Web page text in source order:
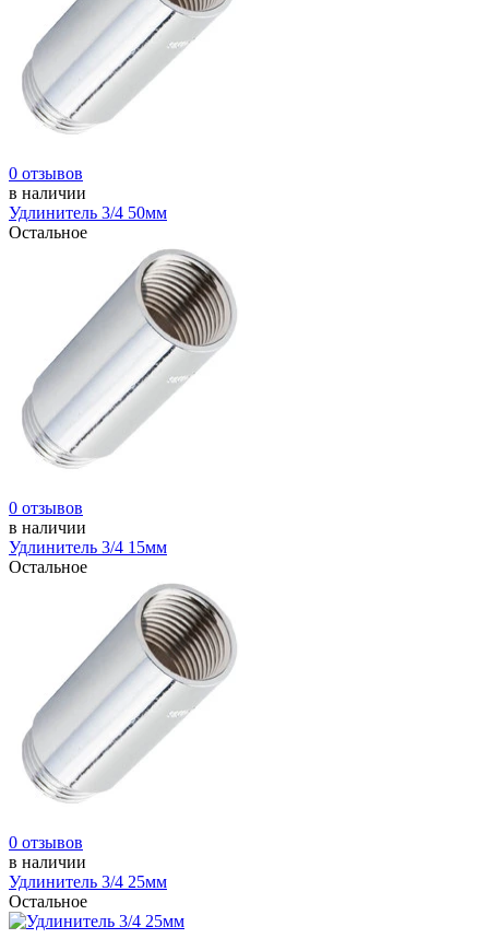
0 отзывов
в наличии
Удлинитель 3/4 50мм
Остальное
0 отзывов
в наличии
Удлинитель 3/4 15мм
Остальное
0 отзывов
в наличии
Удлинитель 3/4 25мм
Остальное